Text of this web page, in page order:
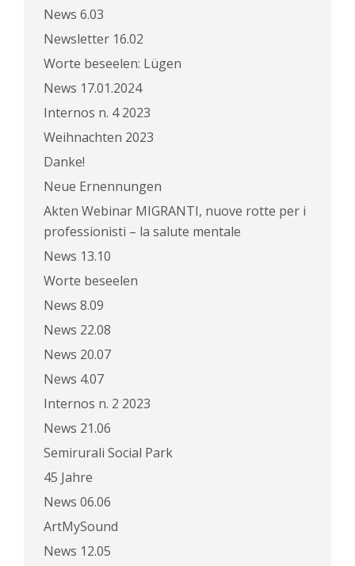
News 6.03
Newsletter 16.02
Worte beseelen: Lügen
News 17.01.2024
Internos n. 4 2023
Weihnachten 2023
Danke!
Neue Ernennungen
Akten Webinar MIGRANTI, nuove rotte per i
professionisti – la salute mentale
News 13.10
Worte beseelen
News 8.09
News 22.08
News 20.07
News 4.07
Internos n. 2 2023
News 21.06
Semirurali Social Park
45 Jahre
News 06.06
ArtMySound
News 12.05